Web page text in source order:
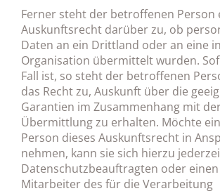
Ferner steht der betroffenen Person
Auskunftsrecht darüber zu, ob
Daten an ein Drittland oder an eine
Organisation übermittelt wurden.
Fall ist, so steht der betroffenen
das Recht zu, Auskunft über die
Garantien im Zusammenhang mit
Übermittlung zu erhalten. Möchte
Person dieses Auskunftsrecht in
nehmen, kann sie sich hierzu
Datenschutzbeauftragten oder
Mitarbeiter des für die Verarbeitung